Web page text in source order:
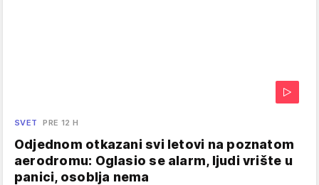
SVET PRE 12 H
Odjednom otkazani svi letovi na poznatom
aerodromu: Oglasio se alarm, ljudi vrište u
panici, osoblja nema